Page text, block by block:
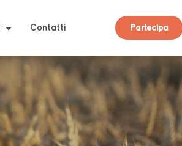
Contatti Partecipa